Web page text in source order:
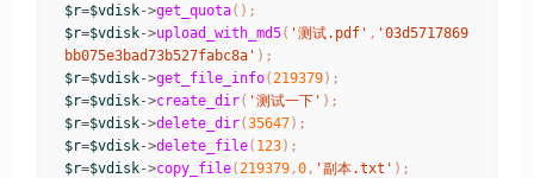
$r=$vdisk->get_quota();
$r=$vdisk->upload_with_md5( '测试.pdf' , '03d5717869
bb075e3bad73b527fabc8a' );
$r=$vdisk->get_file_info( 219379);
$r=$vdisk->create_dir( '测试一下' );
$r=$vdisk->delete_dir(35647);
$r=$vdisk->delete_file( 123);
$r=$vdisk->copy_file( 219379 ,0 , '副本.txt' );